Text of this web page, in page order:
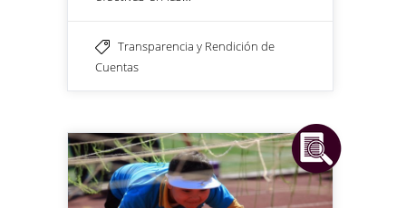
Transparencia y Rendición de
Cuentas